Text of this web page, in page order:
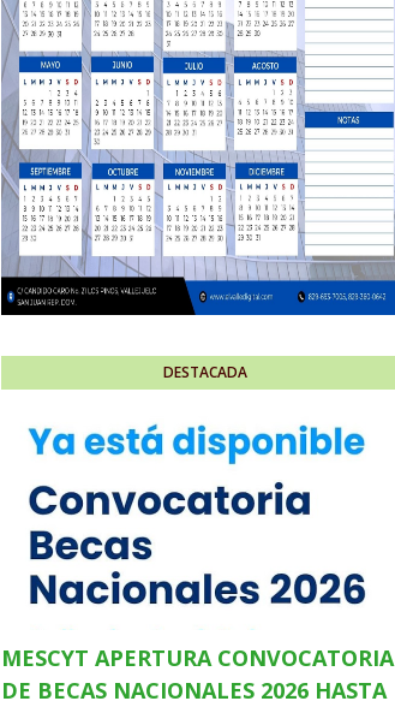
DESTACADA
MESCYT APERTURA CONVOCATORIA
DE BECAS NACIONALES 2026 HASTA